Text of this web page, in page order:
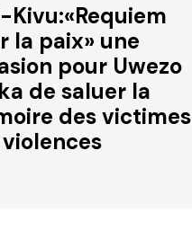
Kivu:«Requiem
la paix» une
pour Uwezo
de saluer la
des victimes